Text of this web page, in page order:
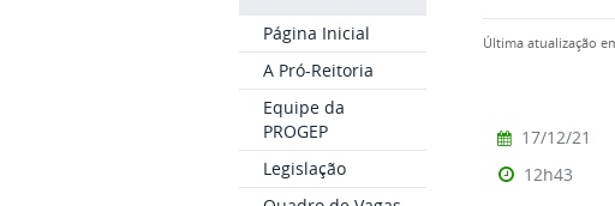
Página Inicial
A Pró-Reitoria
Equipe da
PROGEP
Legislação
Última atualização
17/12/21
12h43